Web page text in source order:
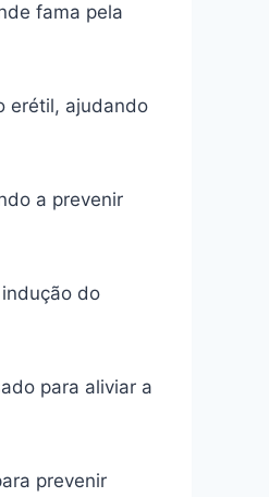
fama pela
erétil, ajudando
a prevenir
do
para aliviar a
prevenir